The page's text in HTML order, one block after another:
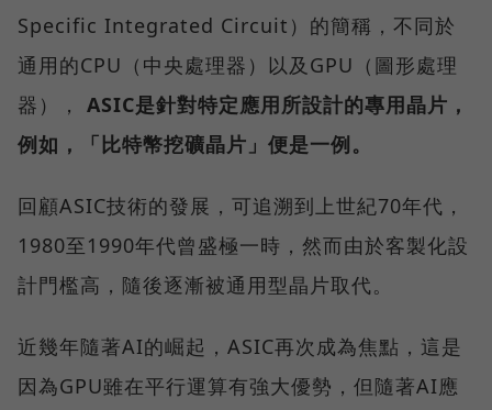
Specific Integrated Circuit）的簡稱，不同於
通用的CPU（中央處理器）以及GPU（圖形處理
器）， ASIC是針對特定應用所設計的專用晶片，
例如，「比特幣挖礦晶片」便是一例。
回顧ASIC技術的發展，可追溯到上世紀70年代，
1980至1990年代曾盛極一時，然而由於客製化設
計門檻高，隨後逐漸被通用型晶片取代。
近幾年隨著AI的崛起，ASIC再次成為焦點，這是
因為GPU雖在平行運算有強大優勢，但隨著AI應